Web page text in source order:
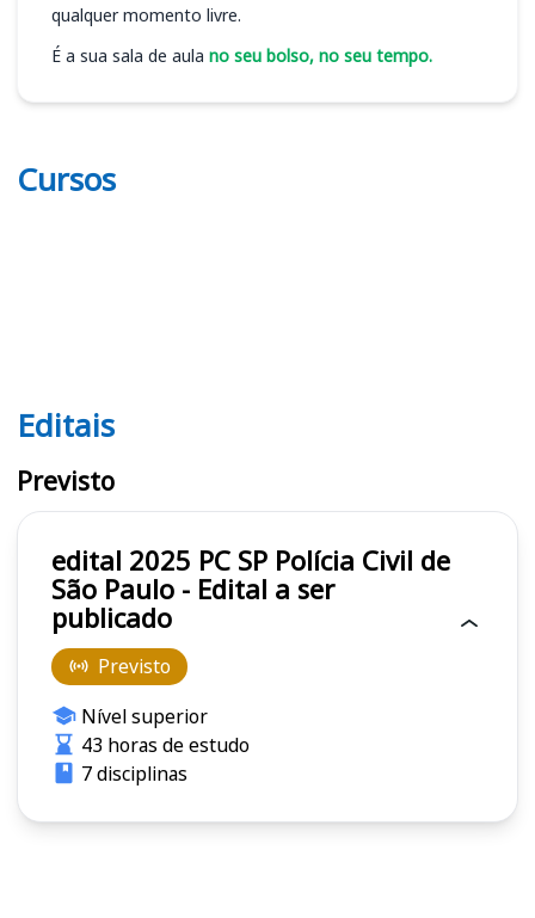
qualquer momento livre.
É a sua sala de aula no seu bolso, no seu tempo.
Cursos
Editais PC SP
Editais
Previsto
edital 2025 PC SP Polícia Civil de
São Paulo - Edital a ser
publicado
Previsto
Nível superior
43 horas de estudo
7 disciplinas